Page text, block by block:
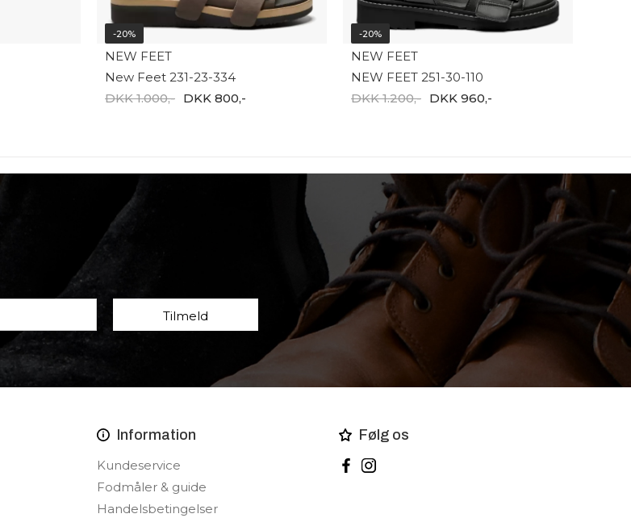
-20%
NEW FEET
New Feet 231-23-334
DKK 1.000,- DKK 800,-
-20%
NEW FEET
NEW FEET 251-30-110
DKK 1.200,- DKK 960,-
Information
Kundeservice
Fodmåler & guide
Handelsbetingelser
Følg os